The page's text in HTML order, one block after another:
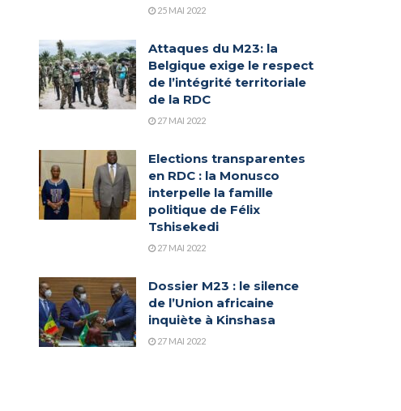
25 MAI 2022
Attaques du M23: la
Belgique exige le respect
de l’intégrité territoriale
de la RDC
27 MAI 2022
Elections transparentes
en RDC : la Monusco
interpelle la famille
politique de Félix
Tshisekedi
27 MAI 2022
Dossier M23 : le silence
de l’Union africaine
inquiète à Kinshasa
27 MAI 2022